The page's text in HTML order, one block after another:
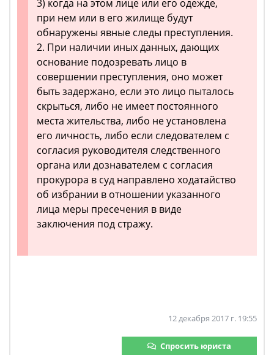
3) когда на этом лице или его одежде,
при нем или в его жилище будут
обнаружены явные следы преступления.
2. При наличии иных данных, дающих
основание подозревать лицо в
совершении преступления, оно может
быть задержано, если это лицо пыталось
скрыться, либо не имеет постоянного
места жительства, либо не установлена
его личность, либо если следователем с
согласия руководителя следственного
органа или дознавателем с согласия
прокурора в суд направлено ходатайство
об избрании в отношении указанного
лица меры пресечения в виде
заключения под стражу.
12 декабря 2017 г. 19:55
Спросить юриста